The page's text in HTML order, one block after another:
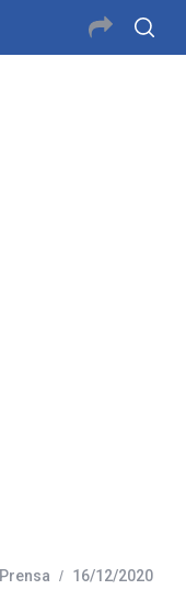
Prensa 16/12/2020